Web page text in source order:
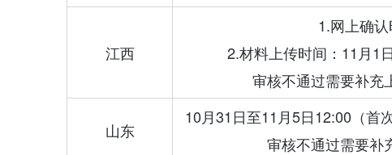
江西
1.网上确
2.材料上传时间：11月1
审核不通过需要补充
山东
10月31日至11月5日12:00（首
审核不通过需要补